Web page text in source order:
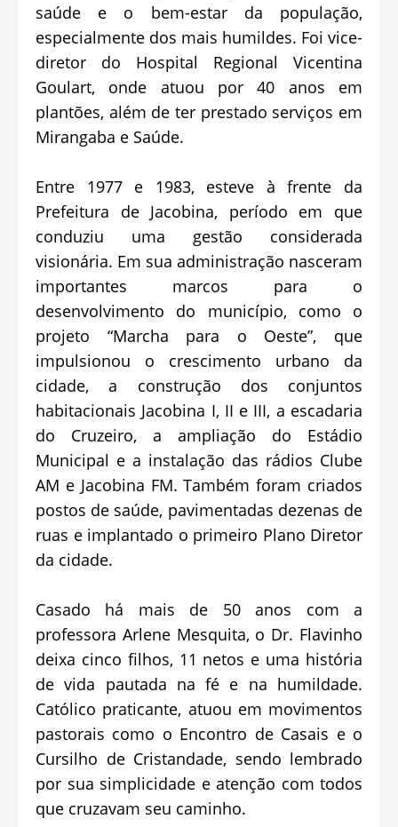
saúde e o bem-estar da população,
especialmente dos mais humildes. Foi vice-
diretor do Hospital Regional Vicentina
Goulart, onde atuou por 40 anos em
plantões, além de ter prestado serviços em
Mirangaba e Saúde.
Entre 1977 e 1983, esteve à frente da
Prefeitura de Jacobina, período em que
conduziu uma gestão considerada
visionária. Em sua administração nasceram
importantes marcos para o
desenvolvimento do município, como o
projeto “Marcha para o Oeste”, que
impulsionou o crescimento urbano da
cidade, a construção dos conjuntos
habitacionais Jacobina I, II e III, a escadaria
do Cruzeiro, a ampliação do Estádio
Municipal e a instalação das rádios Clube
AM e Jacobina FM. Também foram criados
postos de saúde, pavimentadas dezenas de
ruas e implantado o primeiro Plano Diretor
da cidade.
Casado há mais de 50 anos com a
professora Arlene Mesquita, o Dr. Flavinho
deixa cinco filhos, 11 netos e uma história
de vida pautada na fé e na humildade.
Católico praticante, atuou em movimentos
pastorais como o Encontro de Casais e o
Cursilho de Cristandade, sendo lembrado
por sua simplicidade e atenção com todos
que cruzavam seu caminho.